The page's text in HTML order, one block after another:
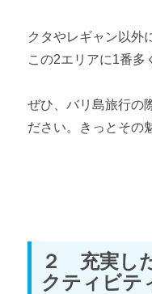
クタやレギャン以外
この2エリアに1番多
ぜひ、バリ島旅行の
ださい。きっとその
２ 充実し
クティビテ